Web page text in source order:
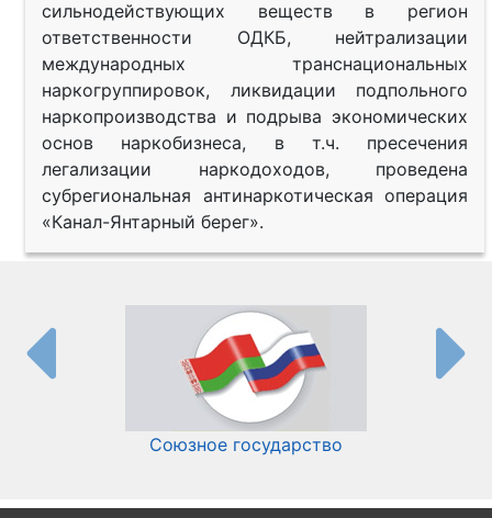
сильнодействующих веществ в регион
ответственности ОДКБ, нейтрализации
международных транснациональных
наркогруппировок, ликвидации подпольного
наркопроизводства и подрыва экономических
основ наркобизнеса, в т.ч. пресечения
легализации наркодоходов, проведена
субрегиональная антинаркотическая операция
«Канал-Янтарный берег».
Союзное государство